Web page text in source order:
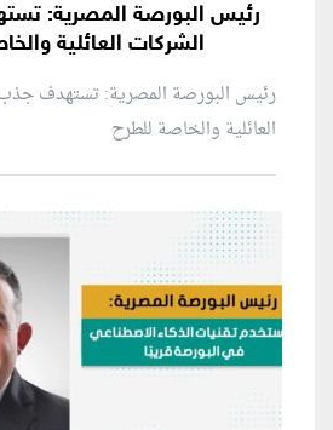
رئيس البورصة المصرية:
الشركات العائلية
رئيس البورصة المصرية: تستهدف
العائلية والخاصة للطرح